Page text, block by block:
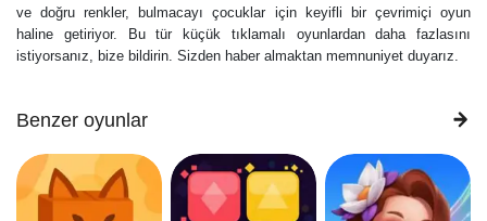
ve doğru renkler, bulmacayı çocuklar için keyifli bir çevrimiçi oyun
haline getiriyor. Bu tür küçük tıklamalı oyunlardan daha fazlasını
istiyorsanız, bize bildirin. Sizden haber almaktan memnuniyet duyarız.
Benzer oyunlar